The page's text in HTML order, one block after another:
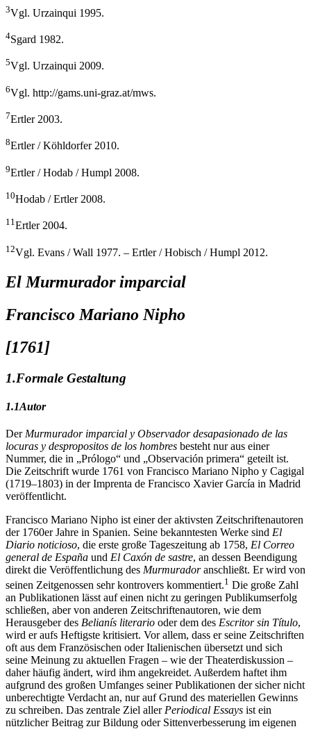
3Vgl. Urzainqui 1995.
4Sgard 1982.
5Vgl. Urzainqui 2009.
6Vgl. http://gams.uni-graz.at/mws.
7Ertler 2003.
8Ertler / Köhldorfer 2010.
9Ertler / Hodab / Humpl 2008.
10Hodab / Ertler 2008.
11Ertler 2004.
12Vgl. Evans / Wall 1977. – Ertler / Hobisch / Humpl 2012.
El Murmurador imparcial
Francisco Mariano Nipho
[1761]
1.Formale Gestaltung
1.1Autor
Der Murmurador imparcial y Observador desapasionado de las
locuras y despropositos de los hombres besteht nur aus einer
Nummer, die in „Prólogo“ und „Observación primera“ geteilt ist.
Die Zeitschrift wurde 1761 von Francisco Mariano Nipho y Cagigal
(1719–1803) in der Imprenta de Francisco Xavier García in Madrid
veröffentlicht.
Francisco Mariano Nipho ist einer der aktivsten Zeitschriftenautoren
der 1760er Jahre in Spanien. Seine bekanntesten Werke sind El
Diario noticioso, die erste große Tageszeitung ab 1758, El Correo
general de España und El Caxón de sastre, an dessen Beendigung
direkt die Veröffentlichung des Murmuradoranschließt. Er wird von
seinen Zeitgenossen sehr kontrovers kommentiert.1 Die große Zahl
an Publikationen lässt auf einen nicht zu geringen Publikumserfolg
schließen, aber von anderen Zeitschriftenautoren, wie dem
Herausgeber des Belianís literario oder dem des Escritor sin Título,
wird er aufs Heftigste kritisiert. Vor allem, dass er seine Zeitschriften
oft aus dem Französischen oder Italienischen übersetzt und sich
seine Meinung zu aktuellen Fragen – wie der Theaterdiskussion –
daher häufig ändert, wird ihm angekreidet. Außerdem haftet ihm
aufgrund des großen Umfanges seiner Publikationen der sicher nicht
unberechtigte Verdacht an, nur auf Grund des materiellen Gewinns
zu schreiben. Das zentrale Ziel allerPeriodical Essays ist ein
nützlicher Beitrag zur Bildung oder Sittenverbesserung im eigenen